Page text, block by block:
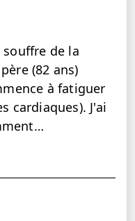
souffre de la
(82 ans)
à fatiguer
cardiaques). J'ai